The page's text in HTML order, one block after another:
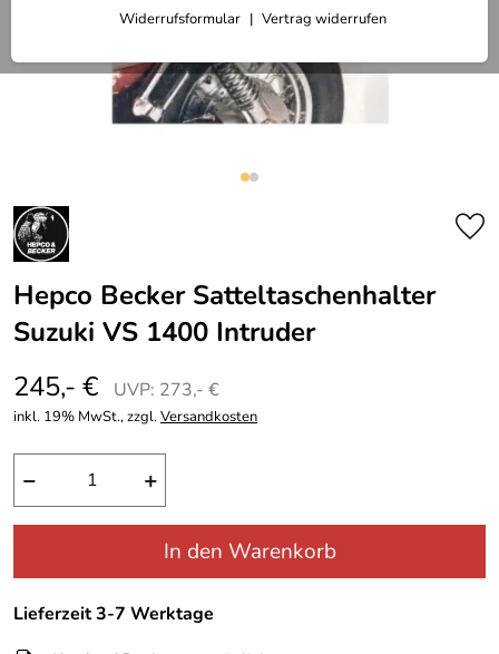
Widerrufsformular
Vertrag widerrufen
Hepco Becker Satteltaschenhalter
Suzuki VS 1400 Intruder
245,- €
UVP: 273,- €
inkl. 19% MwSt., zzgl.Versandkosten
− +
In den Warenkorb
Lieferzeit 3-7 Werktage